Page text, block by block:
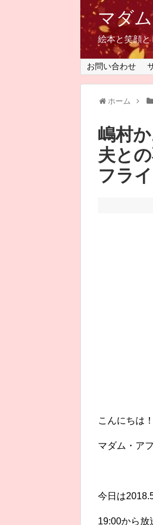
マダ
絵本と笑顔
お問い合わせ
ホーム
嶋村
夫と
フライ
こんにちは！
マダム・ア
今日は
19:00から放